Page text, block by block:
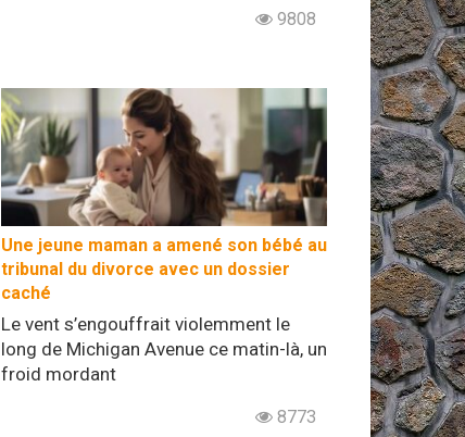
9808
Une jeune maman a amené son bébé au
tribunal du divorce avec un dossier
caché
Le vent s’engouffrait violemment le
long de Michigan Avenue ce matin-là, un
froid mordant
8773